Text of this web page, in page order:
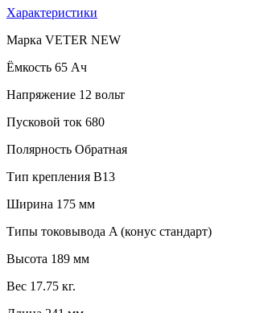
Характеристики
Марка VETER NEW
Ёмкость 65 Ач
Напряжение 12 вольт
Пусковой ток 680
Полярность Обратная
Тип крепления B13
Ширина 175 мм
Типы токовывода A (конус стандарт)
Высота 189 мм
Вес 17.75 кг.